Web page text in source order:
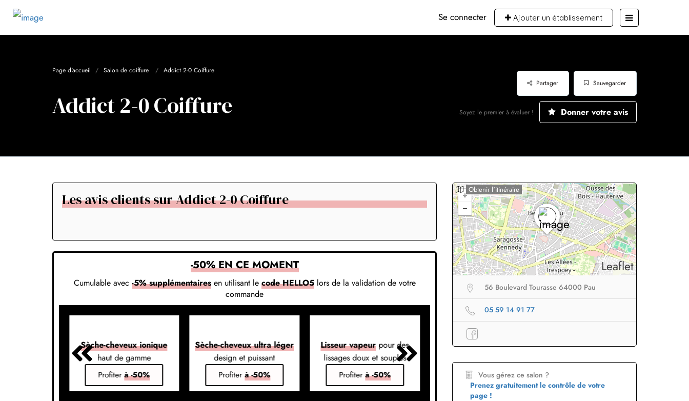
Se connecter Ajouter un établissement
Page d'accueil Salon de coiffure Addict 2-0 Coiffure
Addict 2-0 Coiffure
Sauvegarder
Partager
Soyez le premier à évaluer ! Donner votre avis
Les avis clients sur Addict 2-0 Coiffure
-50% EN CE MOMENT
Cumulable avec -5% supplémentairesen utilisant le code HELLO5lors de la validation de votre
commande
Sèche-cheveux ionique
haut de gamme
Profiterà -50%
Sèche-cheveux ultra léger
design et puissant
Profiterà -50%
Lisseur vapeurpour des
lissages doux et souples
Profiterà -50%
Lisseur sans filfacile à
Profiterà -50%
Brosse lissantepour des
Leaflet
Obtenir l'itinéraire
56 Boulevard Tourasse 64000 Pau
05 59 14 91 77
Vous gérez ce salon ?
Prenez gratuitement le contrôle de votre
page !